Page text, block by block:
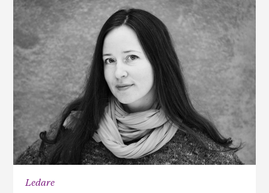
Ledare